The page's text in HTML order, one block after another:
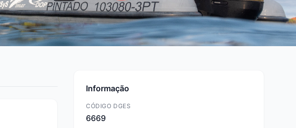
Informação
CÓDIGO DGES
6669